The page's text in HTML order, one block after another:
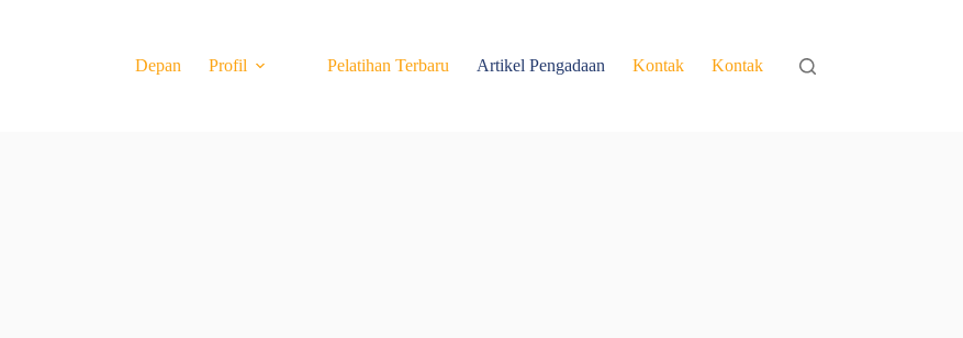
Depan Profil Pelatihan Terbaru Artikel Pengadaan Kontak Kontak